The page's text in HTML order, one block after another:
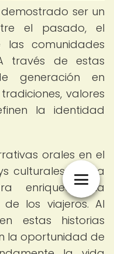
ser un
el pasado, el
comunidades
través de estas
generación en
valores
la identidad
orales en el
culturales radica
enriquecer la
de los viajeros. Al
estas historias
la oportunidad de